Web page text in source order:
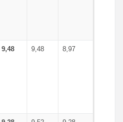
9,48 9,48 8,97